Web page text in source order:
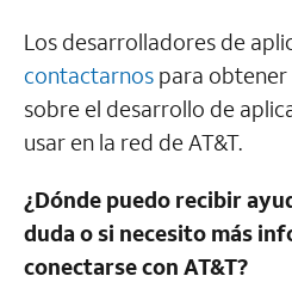
Los desarrolladores de
contactarnos para
sobre el desarrollo de
usar en la red de AT&T.
¿Dónde puedo recibir
duda o si necesito más
conectarse con AT&T?